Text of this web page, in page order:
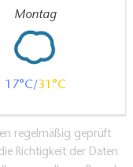
Montag
17 31
regelmäßig geprüft
Richtigkeit der Daten